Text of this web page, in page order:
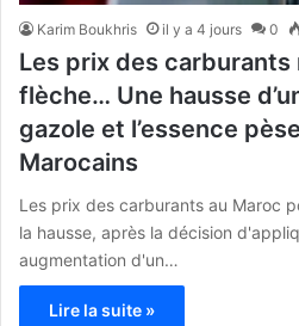
Karim Boukhris il y a 4 jours 0
Les prix des
flèche… Une hausse
gazole et l’essence
Marocains
Les prix des carburants au Maroc
la hausse, après la décision
augmentation d'un…
Lire la suite »